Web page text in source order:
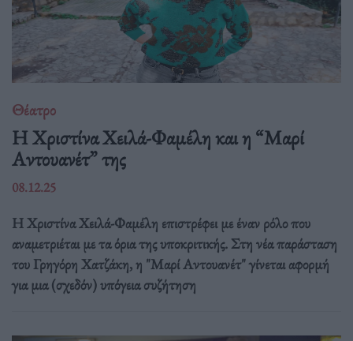
Θέατρο
Η Χριστίνα Χειλά-Φαμέλη και η “Μαρί
Αντουανέτ” της
08.12.25
Η Χριστίνα Χειλά-Φαμέλη επιστρέφει με έναν ρόλο που
αναμετριέται με τα όρια της υποκριτικής. Στη νέα παράσταση
του Γρηγόρη Χατζάκη, η "Μαρί Αντουανέτ" γίνεται αφορμή
για μια (σχεδόν) υπόγεια συζήτηση